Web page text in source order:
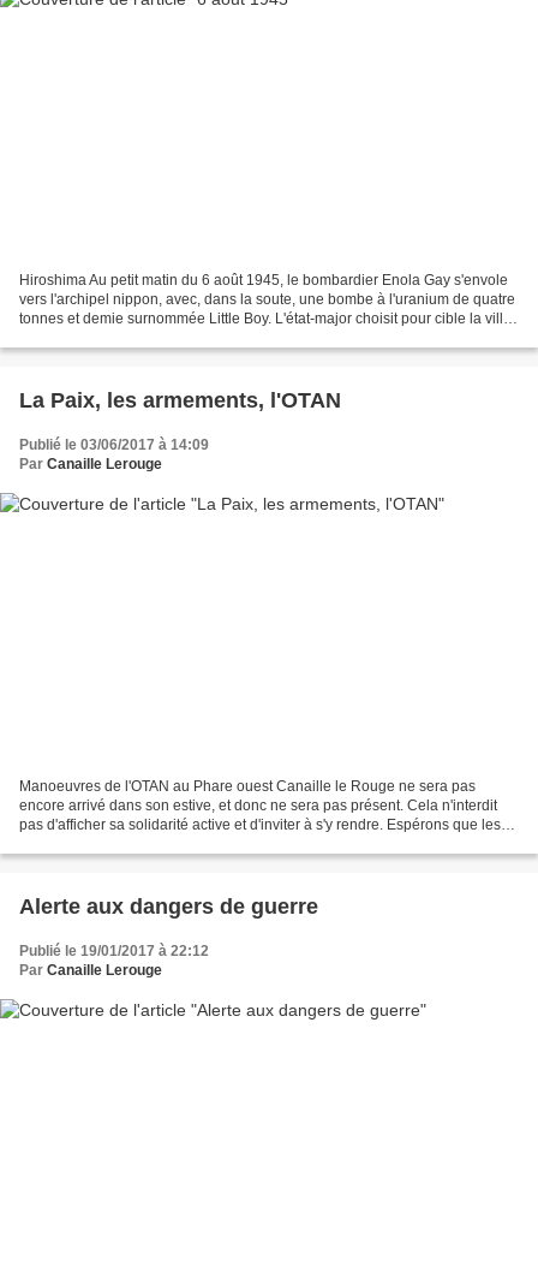
Hiroshima Au petit matin du 6 août 1945, le bombardier Enola Gay s'envole
vers l'archipel nippon, avec, dans la soute, une bombe à l'uranium de quatre
tonnes et demie surnommée Little Boy. L'état-major choisit pour cible la ville
La Paix, les armements, l'OTAN
Publié le 03/06/2017 à 14:09
Par Canaille Lerouge
Manoeuvres de l'OTAN au Phare ouest Canaille le Rouge ne sera pas
encore arrivé dans son estive, et donc ne sera pas présent. Cela n'interdit
pas d'afficher sa solidarité active et d'inviter à s'y rendre. Espérons que les
Alerte aux dangers de guerre
Publié le 19/01/2017 à 22:12
Par Canaille Lerouge